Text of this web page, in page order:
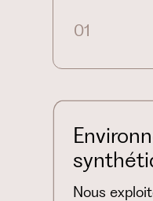
01
Nous